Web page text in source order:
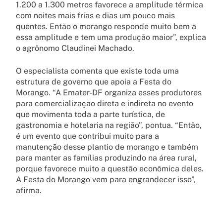
1.200 a 1.300 metros favorece a amplitude térmica
com noites mais frias e dias um pouco mais
quentes. Então o morango responde muito bem a
essa amplitude e tem uma produção maior”, explica
o agrônomo Claudinei Machado.
O especialista comenta que existe toda uma
estrutura de governo que apoia a Festa do
Morango. “A Emater-DF organiza esses produtores
para comercialização direta e indireta no evento
que movimenta toda a parte turística, de
gastronomia e hotelaria na região”, pontua. “Então,
é um evento que contribui muito para a
manutenção desse plantio de morango e também
para manter as famílias produzindo na área rural,
porque favorece muito a questão econômica deles.
A Festa do Morango vem para engrandecer isso”,
afirma.